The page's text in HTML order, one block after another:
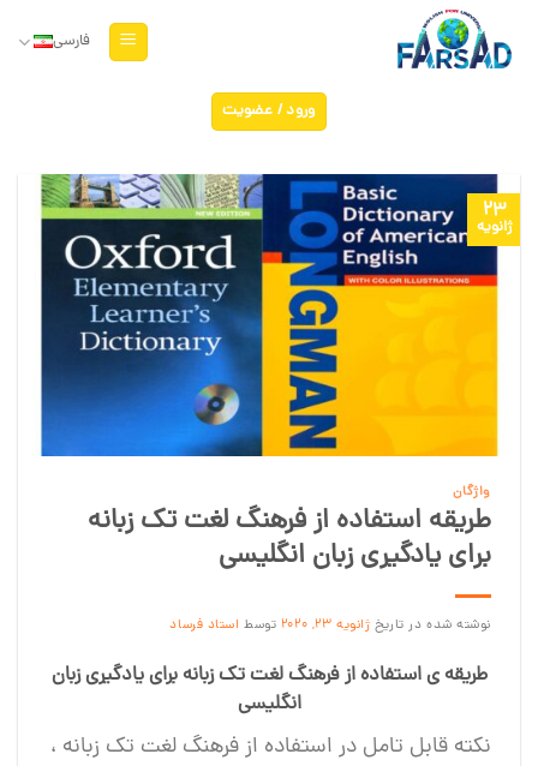
content
فارسی
ورود / عضویت
23
ژانویه
واژگان
طریقه استفاده از فرهنگ لغت تک زبانه
برای یادگیری زبان انگلیسی
نوشته شده در تاریخ ژانویه 23, 2020 توسط استاد فرساد
طریقه ی استفاده از فرهنگ لغت تک زبانه برای یادگیری زبان
انگلیسی
نکته قابل تامل در استفاده از فرهنگ لغت تک زبانه ،